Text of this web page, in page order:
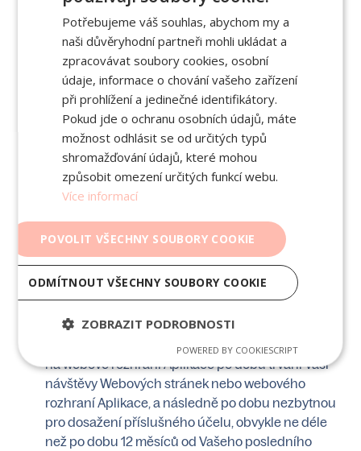
obchodního vztahu se Správcem na dodávku
produktů nebo služeb Správce nebo jste již takový
obchodní vztah uzavřeli.
6. DOBA ZPRACOVÁNÍ OSOBNÍCH
ÚDAJŮ
6. 1 Zpracování Vašich osobních údajů vymezené v
tomto Oznámení potrvá po dobu existence účelu
zpracování ve smyslu tohoto Oznámení, tedy po dobu
po dobu trvání smlouvy o využívání Aplikace a
maximálně 4 roky po zrušení Vašeho uživatelského
účtu nebo ukončení takové smlouvy, s výjimkou
zpracování souborů cookies, které se řídí Zásadami
v případě Vašeho vstupu na Webové stránky nebo
na webové rozhraní Aplikace po dobu trvání Vaší
návštěvy Webových stránek nebo webového
rozhraní Aplikace, a následně po dobu nezbytnou
pro dosažení příslušného účelu, obvykle ne déle
než po dobu 12 měsíců od Vašeho posledního
Potřebujeme váš souhlas, abychom my a
naši důvěryhodní partneři mohli ukládat a
zpracovávat soubory cookies, osobní
údaje, informace o chování vašeho zařízení
při prohlížení a jedinečné identifikátory.
Pokud jde o ochranu osobních údajů, máte
možnost odhlásit se od určitých typů
shromažďování údajů, které mohou
způsobit omezení určitých funkcí webu.
Více informací
POVOLIT VŠECHNY SOUBORY COOKIE
ODMÍTNOUT VŠECHNY SOUBORY COOKIE
ZOBRAZIT PODROBNOSTI
POWERED BY COOKIESCRIPT